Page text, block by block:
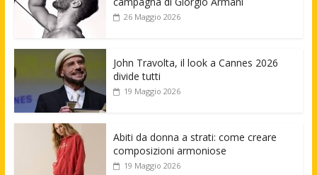
26 Maggio 2026
John Travolta, il look a Cannes 2026
divide tutti
19 Maggio 2026
Abiti da donna a strati: come creare
composizioni armoniose
19 Maggio 2026